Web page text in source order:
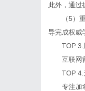
此外，通过
（5）重
导完成权威
TOP 3.
互联网留
TOP 4.
专注加拿